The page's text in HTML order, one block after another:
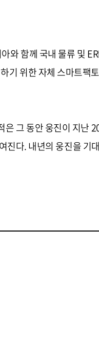
와 함께 국내 물류 및
기 위한 자체 스마트팩
그 동안 웅진이 지난
진다. 내년의 웅진을 기